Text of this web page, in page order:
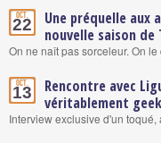
Oct.
22
Une préquelle aux
nouvelle saison de
On ne naît pas sorceleur. On le
Oct.
13
Rencontre avec
véritablement geek
Interview exclusive d'un